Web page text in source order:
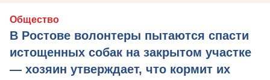
Общество
В Ростове волонтеры пытаются спасти
истощенных собак на закрытом участке
— хозяин утверждает, что кормит их